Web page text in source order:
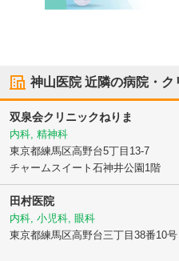
神山医院近隣の病院・ク
双泉会クリニックねりま
内科, 精神科
東京都練馬区高野台5丁目13-7
チャームスイート石神井公園1階
田村医院
内科, 小児科, 眼科
東京都練馬区高野台三丁目38番10号